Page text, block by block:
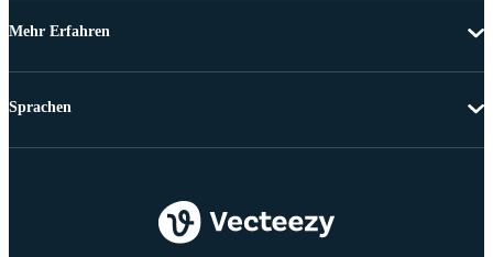
Mehr Erfahren
Sprachen